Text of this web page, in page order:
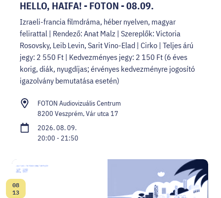
HELLO, HAIFA! - FOTON - 08.09.
Izraeli-francia filmdráma, héber nyelven, magyar
felirattal | Rendező: Anat Malz | Szereplők: Victoria
Rosovsky, Leib Levin, Sarit Vino-Elad | Cirko | Teljes árú
jegy: 2 550 Ft | Kedvezményes jegy: 2 150 Ft (6 éves
korig, diák, nyugdíjas; érvényes kedvezményre jogosító
igazolvány bemutatása esetén)
FOTON Audiovizuális Centrum
8200 Veszprém, Vár utca 17
2026. 08. 09.
20:00 - 21:50
Dátum:
08
13